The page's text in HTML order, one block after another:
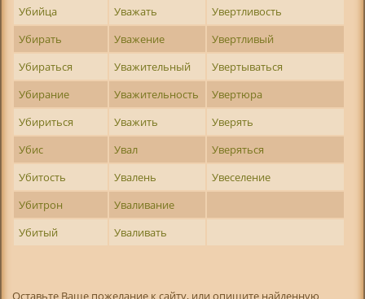
Убийца
Уважать
Увертливость
Убирать
Уважение
Увертливый
Убираться
Уважительный
Увертываться
Убирание
Уважительность
Увертюра
Убириться
Уважить
Уверять
Убис
Увал
Уверяться
Убитость
Увалень
Увеселение
Убитрон
Уваливание
Убитый
Уваливать
Оставьте Ваше пожелание к сайту, или опишите найденную